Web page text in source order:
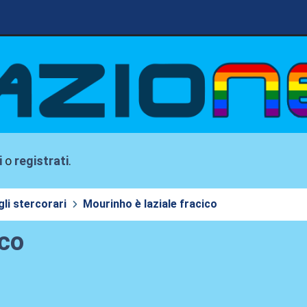
o registrati.
stercorari Mourinho è laziale fracico